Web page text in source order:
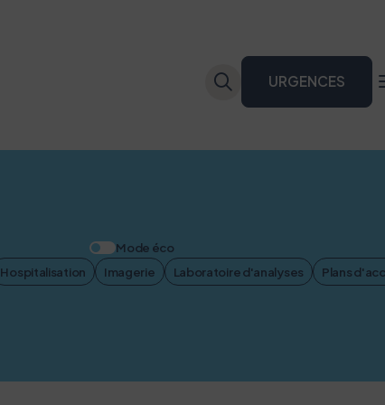
URGENCES
Mode éco
Hospitalisation Imagerie Laboratoire d'analyses Plans